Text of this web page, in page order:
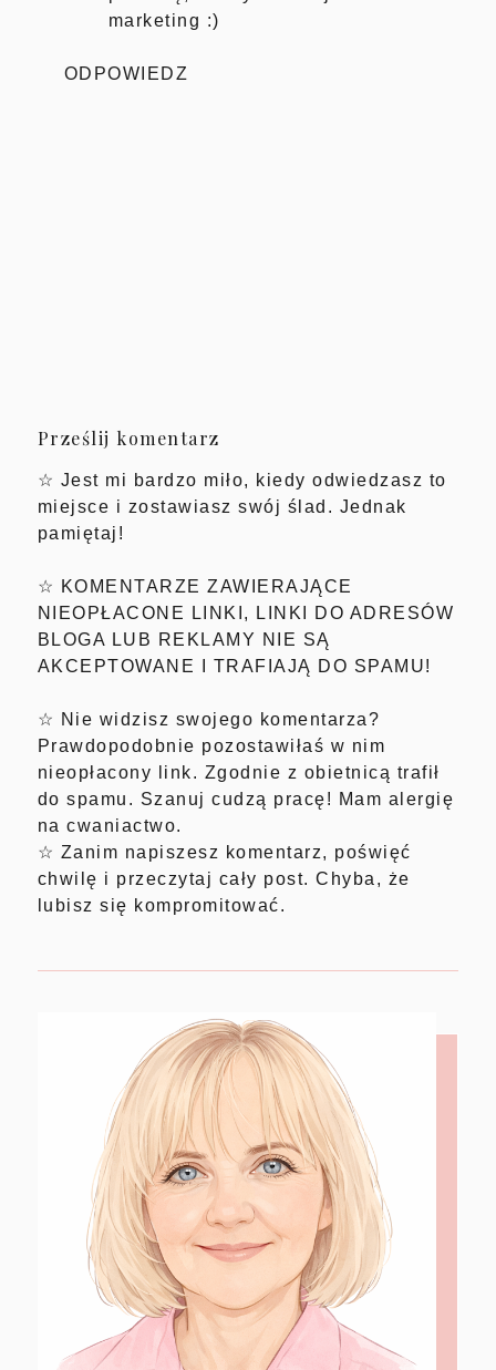
marketing :)
ODPOWIEDZ
Prześlij komentarz
☆ Jest mi bardzo miło, kiedy odwiedzasz to
miejsce i zostawiasz swój ślad. Jednak
pamiętaj!
☆ KOMENTARZE ZAWIERAJĄCE
NIEOPŁACONE LINKI, LINKI DO ADRESÓW
BLOGA LUB REKLAMY NIE SĄ
AKCEPTOWANE I TRAFIAJĄ DO SPAMU!
☆ Nie widzisz swojego komentarza?
Prawdopodobnie pozostawiłaś w nim
nieopłacony link. Zgodnie z obietnicą trafił
do spamu. Szanuj cudzą pracę! Mam alergię
na cwaniactwo.
☆ Zanim napiszesz komentarz, poświęć
chwilę i przeczytaj cały post. Chyba, że
lubisz się kompromitować.